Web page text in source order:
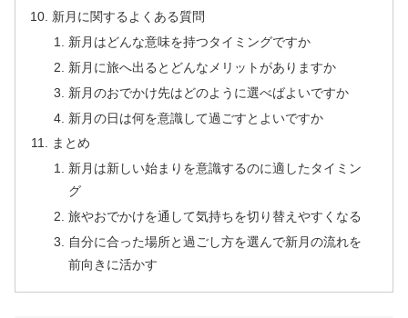
新月に関するよくある質問
新月はどんな意味を持つタイミングですか
新月に旅へ出るとどんなメリットがありますか
新月のおでかけ先はどのように選べばよいですか
新月の日は何を意識して過ごすとよいですか
まとめ
新月は新しい始まりを意識するのに適したタイミン
グ
旅やおでかけを通して気持ちを切り替えやすくなる
自分に合った場所と過ごし方を選んで新月の流れを
前向きに活かす